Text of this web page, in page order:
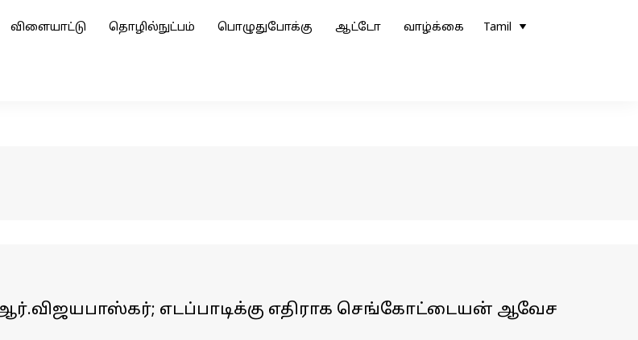
விளையாட்டு தொழில்நுட்பம் பொழுதுபோக்கு ஆட்டோ வாழ்க்கை Tamil
எடப்பாடிக்கு எதிராக செங்கோட்டையன் ஆவேச